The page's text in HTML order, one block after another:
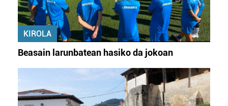
KIROLA
Beasain larunbatean hasiko da jokoan